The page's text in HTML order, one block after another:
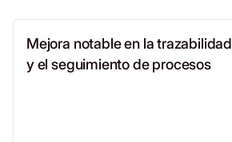
Mejora notable en la trazabilidad
y el seguimiento de procesos